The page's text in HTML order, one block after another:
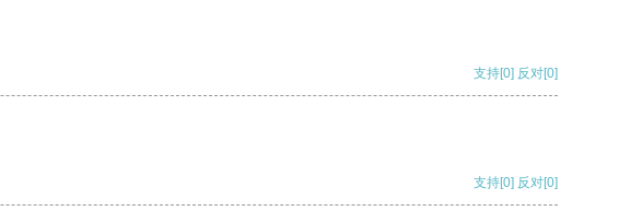
支持[0] 反对[0]
支持[0] 反对[0]